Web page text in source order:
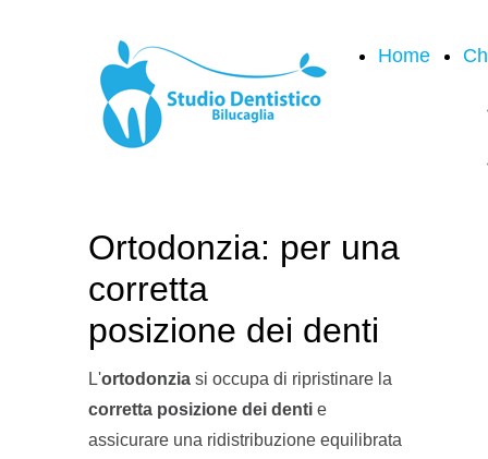
Home
Ortodonzia: per una
corretta
posizione dei denti
L'ortodonzia si occupa di ripristinare la
corretta posizione dei denti e
assicurare una ridistribuzione equilibrata